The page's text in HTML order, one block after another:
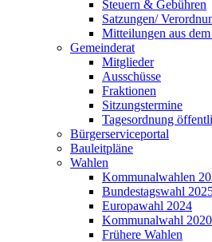
Steuern & Gebühren
Satzungen/
Mitteilungen aus
Gemeinderat
Mitglieder
Ausschüsse
Fraktionen
Sitzungstermine
Tagesordnung
Bürgerserviceportal
Bauleitpläne
Wahlen
Kommunalwahlen
Bundestagswahl
Europawahl 2024
Kommunalwahl 2020
Frühere Wahlen